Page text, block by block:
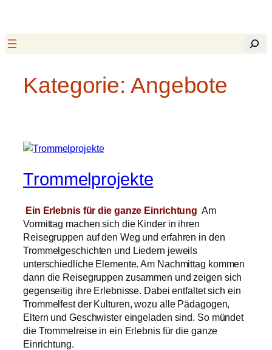
springen
Suchen
Kategorie: Angebote
Trommelprojekte
Ein Erlebnis für die ganze Einrichtung Am
Vormittag machen sich die Kinder in ihren
Reisegruppen auf den Weg und erfahren in den
Trommelgeschichten und Liedern jeweils
unterschiedliche Elemente. Am Nachmittag kommen
dann die Reisegruppen zusammen und zeigen sich
gegenseitig ihre Erlebnisse. Dabei entfaltet sich ein
Trommelfest der Kulturen, wozu alle Pädagogen,
Eltern und Geschwister eingeladen sind. So mündet
die Trommelreise in ein Erlebnis für die ganze
Einrichtung.